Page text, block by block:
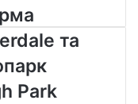
та
Park